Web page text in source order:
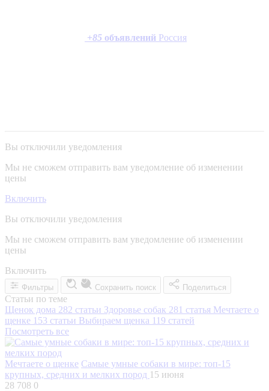
+85 объявлений Россия
Вы отключили уведомления
Мы не сможем отправить вам уведомление об изменении
цены
Включить
Вы отключили уведомления
Мы не сможем отправить вам уведомление об изменении
цены
Включить
Фильтры Сохранить поиск Поделиться
Статьи по теме
Щенок дома 282 статьи Здоровье собак 281 статья Мечтаете о
щенке 153 статьи Выбираем щенка 119 статей
Посмотреть все
Мечтаете о щенке Самые умные собаки в мире: топ-15
крупных, средних и мелких пород 15 июня
28 708 0